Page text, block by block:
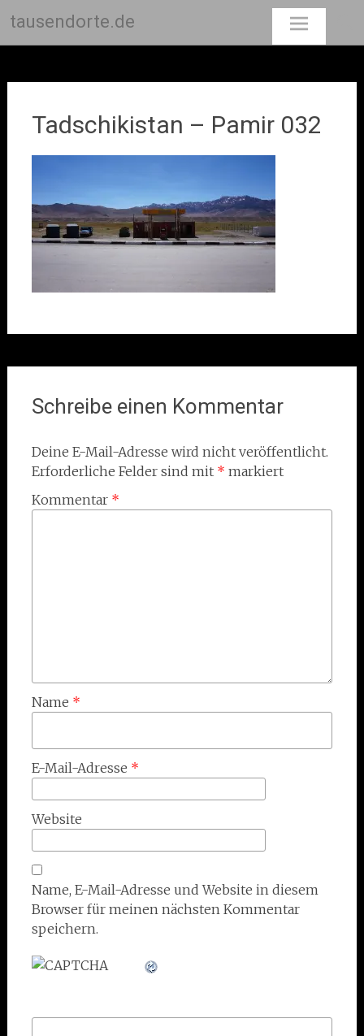
tausendorte.de
Tadschikistan – Pamir 032
Schreibe einen Kommentar
Deine E-Mail-Adresse wird nicht veröffentlicht.
Erforderliche Felder sind mit * markiert
Kommentar *
Name *
E-Mail-Adresse *
Website
Name, E-Mail-Adresse und Website in diesem
Browser für meinen nächsten Kommentar
speichern.